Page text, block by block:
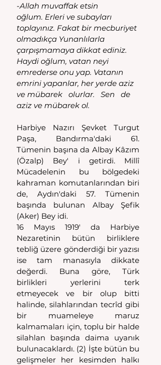
-Allah muvaffak etsin
oğlum. Erleri ve subayları
toplayınız. Fakat bir mecburiyet
olmadıkça Yunanlılarla
çarpışmamaya dikkat ediniz.
Haydi oğlum, vatan neyi
emrederse onu yap. Vatanın
emrini yapanlar, her yerde aziz
ve mübarek   olurlar.   Sen   de
aziz ve mübarek ol.
Harbiye Nazırı Şevket Turgut
Paşa, Bandırma'daki 61.
Tümenin başına da Albay Kâzım
(Özalp) Bey' i getirdi. Millî
Mücadelenin bu bölgedeki
kahraman komutanlarından biri
de, Aydın'daki 57. Tümenin
başında bulunan Albay Şefik
(Aker) Bey idi.
16 Mayıs 1919' da Harbiye
Nezaretinin bütün birliklere
tebliğ üzere gönderdiği bir yazısı
ise tam manasıyla dikkate
değerdi. Buna göre, Türk
birlikleri yerlerini terk
etmeyecek ve bir olup bitti
halinde, silahlarından tecrîd gibi
bir muameleye maruz
kalmamaları için, toplu bir halde
silahlan başında daima uyanık
bulunacaklardı. (2) İşte bütün bu
gelişmeler her kesimden halkı